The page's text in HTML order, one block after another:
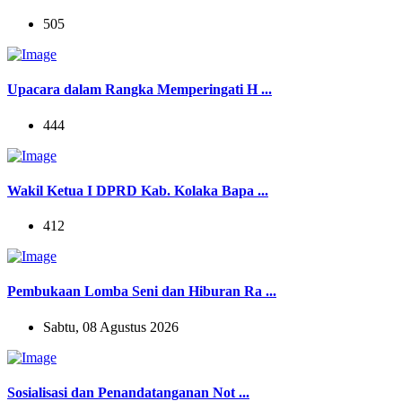
505
Upacara dalam Rangka Memperingati H ...
444
Wakil Ketua I DPRD Kab. Kolaka Bapa ...
412
Pembukaan Lomba Seni dan Hiburan Ra ...
Sabtu, 08 Agustus 2026
Sosialisasi dan Penandatanganan Not ...